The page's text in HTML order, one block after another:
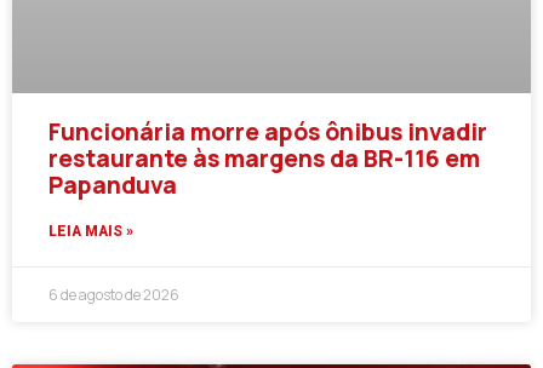
Funcionária morre após ônibus invadir
restaurante às margens da BR-116 em
Papanduva
LEIA MAIS »
6 de agosto de 2026